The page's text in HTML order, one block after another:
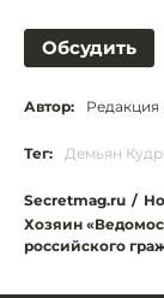
Обсудить
Автор: Редакция
Тег: Демьян
Secretmag.ru /
Хозяин
российского